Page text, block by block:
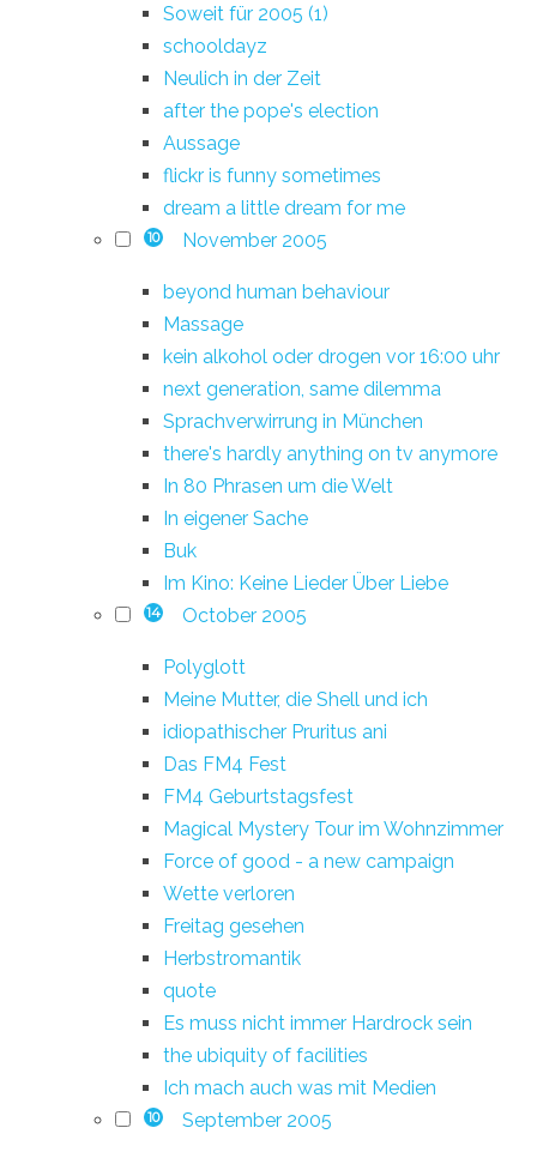
Soweit für 2005 (1)
schooldayz
Neulich in der Zeit
after the pope's election
Aussage
flickr is funny sometimes
dream a little dream for me
10 November 2005
beyond human behaviour
Massage
kein alkohol oder drogen vor 16:00 uhr
next generation, same dilemma
Sprachverwirrung in München
there's hardly anything on tv anymore
In 80 Phrasen um die Welt
In eigener Sache
Buk
Im Kino: Keine Lieder Über Liebe
14 October 2005
Polyglott
Meine Mutter, die Shell und ich
idiopathischer Pruritus ani
Das FM4 Fest
FM4 Geburtstagsfest
Magical Mystery Tour im Wohnzimmer
Force of good - a new campaign
Wette verloren
Freitag gesehen
Herbstromantik
quote
Es muss nicht immer Hardrock sein
the ubiquity of facilities
Ich mach auch was mit Medien
10 September 2005